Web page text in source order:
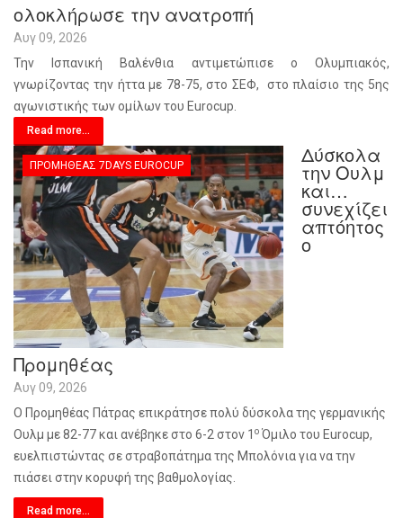
ολοκλήρωσε την ανατροπή
Αυγ 09, 2026
Την Ισπανική Βαλένθια αντιμετώπισε ο Ολυμπιακός,
γνωρίζοντας την ήττα με 78-75, στο ΣΕΦ, στο πλαίσιο της 5ης
αγωνιστικής των ομίλων του Eurocup.
Read more...
ΠΡΟΜΗΘΈΑΣ 7DAYS EUROCUP Δύσκολα
την Ουλμ
και…
συνεχίζει
απτόητος
ο
Προμηθέας
Αυγ 09, 2026
Ο Προμηθέας Πάτρας επικράτησε πολύ δύσκολα της γερμανικής
Ουλμ με 82-77 και ανέβηκε στο 6-2 στον 1 ο Όμιλο του Eurocup,
ευελπιστώντας σε στραβοπάτημα της Μπολόνια για να την
πιάσει στην κορυφή της βαθμολογίας.
Read more...